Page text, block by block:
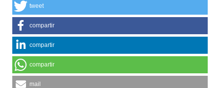
tweet
compartir
compartir
compartir
mail